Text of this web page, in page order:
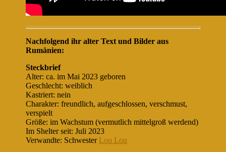
Nachfolgend ihr alter Text und Bilder aus
Rumänien:
Steckbrief
Alter: ca. im Mai 2023 geboren
Geschlecht: weiblich
Kastriert: nein
Charakter: freundlich, aufgeschlossen, verschmust,
verspielt
Größe: im Wachstum (vermutlich mittelgroß werdend)
Im Shelter seit: Juli 2023
Verwandte: Schwester Lou Lou